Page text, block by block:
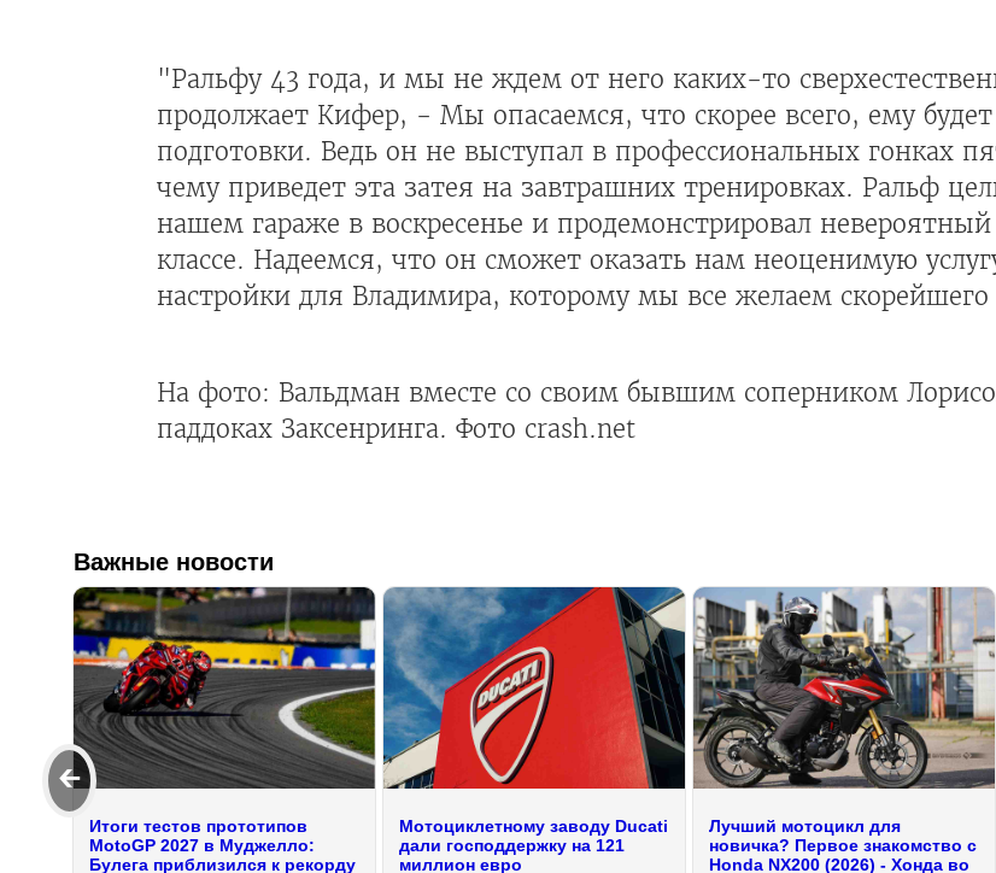
"Ральфу 43 года, и мы не ждем от него каких-то
продолжает Кифер, - Мы опасаемся, что скорее всего, ему
подготовки. Ведь он не выступал в профессиональных гонках
чему приведет эта затея на завтрашних тренировках. Ральф
нашем гараже в воскресенье и продемонстрировал
классе. Надеемся, что он сможет оказать нам неоценимую
настройки для Владимира, которому мы все желаем
На фото: Вальдман вместе со своим бывшим соперником
паддоках Заксенринга. Фото crash.net
Важные новости
🡰
Итоги тестов прототипов
MotoGP 2027 в Муджелло:
Булега приблизился к рекорду
Мотоциклетному заводу Ducati
дали господдержку на 121
миллион евро
Лучший мотоцикл для
новичка? Первое знакомство с
Honda NX200 (2026) - Хонда во